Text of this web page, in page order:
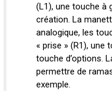
(L1), une touche à
création. La
analogique, les
« prise » (R1), une
touche d’options.
permettre de
exemple.